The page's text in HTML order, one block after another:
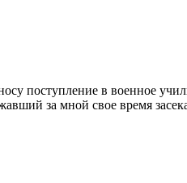
поступление в военное
за мной свое время